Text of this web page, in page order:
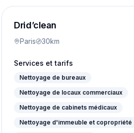
Drid’clean
Paris 30km
Services et tarifs
Nettoyage de bureaux
Nettoyage de locaux commerciaux
Nettoyage de cabinets médicaux
Nettoyage d'immeuble et copropriété